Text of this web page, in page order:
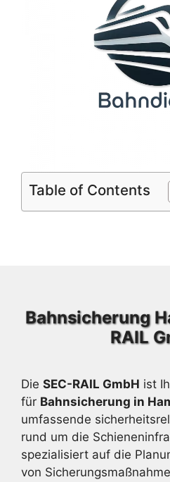
Table of Contents
Bahnsicherung
RAIL
Die SEC-RAIL GmbH ist
für Bahnsicherung in
umfassende
rund um die
spezialisiert auf die
von